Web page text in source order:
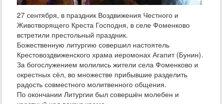
27 сентября, в праздник Воздвижения Честного и
Животворящего Креста Господня, в селе Фоменково
встретили престольный праздник.
Божественную литургию совершил настоятель
Крестовоздвиженского храма иеромонах Агапит (Бунин).
За богослужением молились жители села Фоменково и
окрестных сёл, во множестве прибывшие разделить
радость совместного молитвенного общения.
По окончании Литургии был совершён молебен и